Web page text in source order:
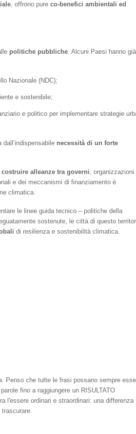
, offrono pure co-benefici ambientali ed
politiche pubbliche . Alcuni Paesi hanno già
Nazionale (NDC);
e sostenibile;
e politico per implementare strategie
dall’indispensabile necessità di un forte
costruire alleanze tra governi , organizzazioni
e dei meccanismi di finanziamento è
climatica.
le linee guida tecnico – politiche della
sostenute, le città di questo
di resilienza e sostenibilità climatica.
Penso che tutte le frasi possano sempre
fino a raggiungere un RISULTATO
l'essere ordinari e straordinari: una differenza